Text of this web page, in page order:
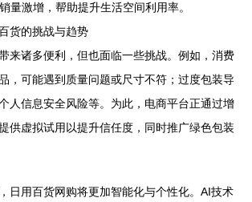
量激增，帮助提升生活空间利用率。
货的挑战与趋势
来诸多便利，但也面临一些挑战。例如，消费
，可能遇到质量问题或尺寸不符；过度包装导
人信息安全风险等。为此，电商平台正通过增
供虚拟试用以提升信任度，同时推广绿色包装
日用百货网购将更加智能化与个性化。AI技术